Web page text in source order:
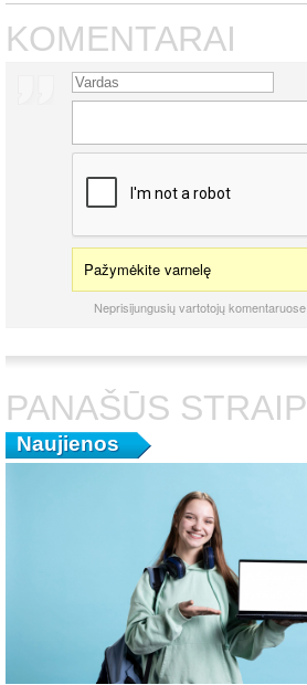
KOMENTARAI
Pažymėkite varnelę
Neprisijungusių vartotojų
PANAŠŪS
Naujienos